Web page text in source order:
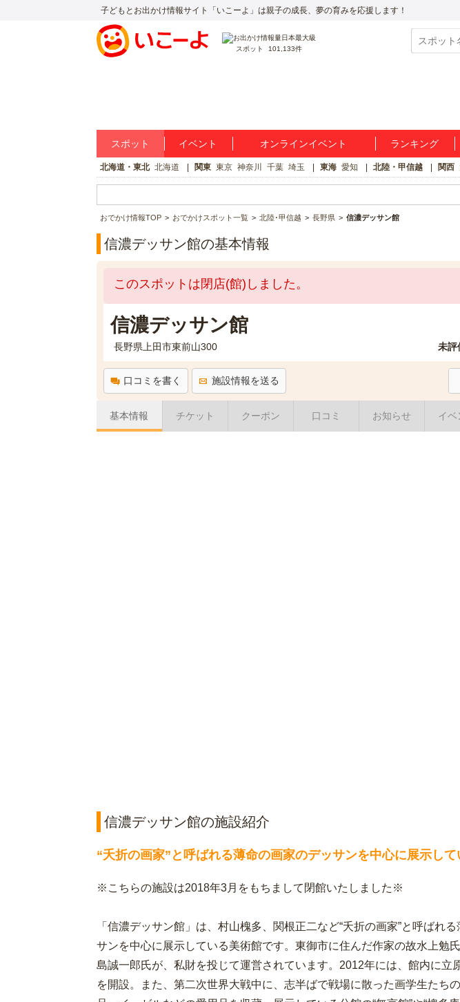
子どもとお出かけ情報サイト「いこーよ」は親子の成長、夢の育みを応援します！
スポット 101,133件
スポット イベント オンラインイベント ランキング
北海道・東北 北海道 関東 東京 神奈川 千葉 埼玉 東海 愛知 北陸・甲信越 関西
おでかけ情報TOP おでかけスポット一覧 北陸･甲信越 長野県 信濃デッサン館
信濃デッサン館の基本情報
このスポットは閉店(館)しました。
信濃デッサン館
長野県上田市東前山300 未評
口コミを書く 施設情報を送る
基本情報 チケット クーポン 口コミ お知らせ イベ
信濃デッサン館の施設紹介
“夭折の画家”と呼ばれる薄命の画家のデッサンを中心に展示し
※こちらの施設は2018年3月をもちまして閉館いたしました※
「信濃デッサン館」は、村山槐多、関根正二など“夭折の画家”と呼ばれ
サンを中心に展示している美術館です。東御市に住んだ作家の故水上勉
島誠一郎氏が、私財を投じて運営されています。2012年には、館内に立
を開設。また、第二次世界大戦中に、志半ばで戦場に散った画学生たち